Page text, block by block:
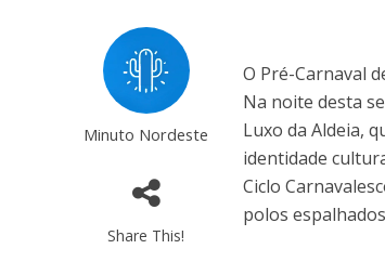
Minuto Nordeste
Share This!
O Pré-Carnaval
Na noite desta
Luxo da Aldeia,
identidade
Ciclo
polos